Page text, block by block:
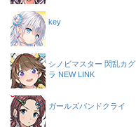
key
シノビマスター 閃乱カグ
ラ NEW LINK
ガールズバンドクライ